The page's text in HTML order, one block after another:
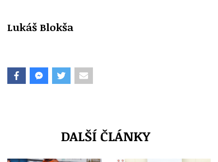
Lukáš Blokša
DALŠÍ ČLÁNKY